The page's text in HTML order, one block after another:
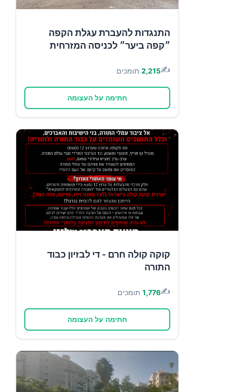
התנגדות להעברת עגלת הקפה
״קפה ביער״ לכניסה המזרחית
✍️
2,215 תומכים
חתימה על העצומה
קוקה קולה חרם - די לבזיון כבוד
התורה
✍️
1,776 תומכים
חתימה על העצומה